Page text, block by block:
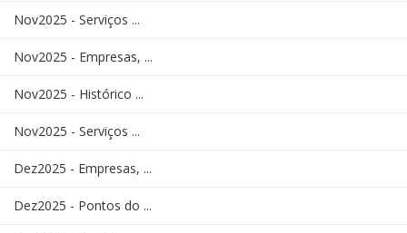
Nov2025 - Serviços ...
Nov2025 - Empresas, ...
Nov2025 - Histórico ...
Nov2025 - Serviços ...
Dez2025 - Empresas, ...
Dez2025 - Pontos do ...